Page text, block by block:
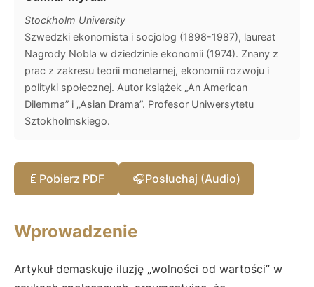
Stockholm University
Szwedzki ekonomista i socjolog (1898-1987), laureat
Nagrody Nobla w dziedzinie ekonomii (1974). Znany z
prac z zakresu teorii monetarnej, ekonomii rozwoju i
polityki społecznej. Autor książek „An American
Dilemma” i „Asian Drama”. Profesor Uniwersytetu
Sztokholmskiego.
📄 Pobierz PDF 🎧Posłuchaj (Audio)
Wprowadzenie
Artykuł demaskuje iluzję „wolności od wartości” w